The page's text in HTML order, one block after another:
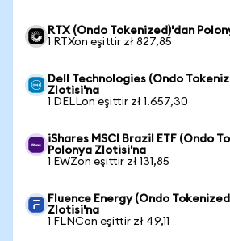
RTX (Ondo Tokenized)'dan
1 RTXon eşittir zł 827,85
Dell Technologies (Ondo
Zlotisi'na
1 DELLon eşittir zł 1.657,30
iShares MSCI Brazil ETF (Ondo
Polonya Zlotisi'na
1 EWZon eşittir zł 131,85
Fluence Energy (Ondo
Zlotisi'na
1 FLNCon eşittir zł 49,11